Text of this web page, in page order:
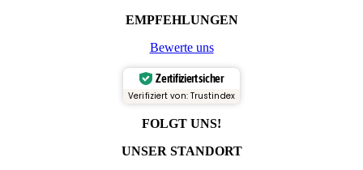
EMPFEHLUNGEN
Bewerte uns
Zertifiziert sicher
Verifiziert von: Trustindex
FOLGT UNS!
UNSER STANDORT